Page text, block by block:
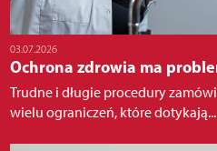
03.07.2026
Ochrona zdrowia ma
Trudne i długie procedury
wielu ograniczeń, które dotykają...